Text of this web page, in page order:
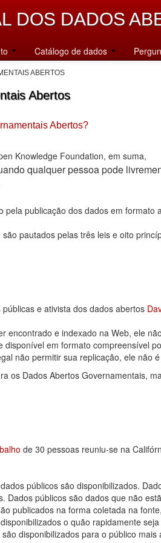
DOS DADOS
Catálogo de dados
ABERTOS
Abertos
Abertos?
Knowledge Foundation, em suma,
qualquer pessoa pode
pela publicação dos dados em formato
pautados pelas três leis e oito
e ativista dos dados abertos
encontrado e indexado na Web, ele
disponível em formato compreensível
não permitir sua replicação, ele não
os Dados Abertos Governamentais,
de 30 pessoas reuniu-se na
públicos são disponibilizados.
Dados públicos são dados que não
publicados na forma coletada na
o quão rapidamente
disponibilizados para o público